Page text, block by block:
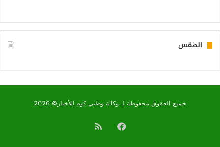
الطقس
جميع الحقوق محفوظة لـ وكالة وطني كوم للأخبار© 2026
فيسبوكملخص